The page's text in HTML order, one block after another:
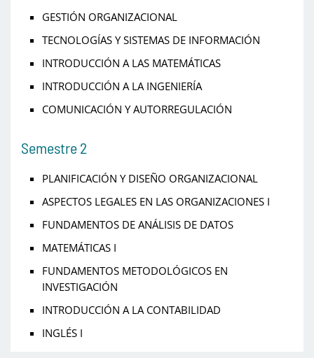
GESTIÓN ORGANIZACIONAL
TECNOLOGÍAS Y SISTEMAS DE INFORMACIÓN
INTRODUCCIÓN A LAS MATEMÁTICAS
INTRODUCCIÓN A LA INGENIERÍA
COMUNICACIÓN Y AUTORREGULACIÓN
Semestre 2
PLANIFICACIÓN Y DISEÑO ORGANIZACIONAL
ASPECTOS LEGALES EN LAS ORGANIZACIONES I
FUNDAMENTOS DE ANÁLISIS DE DATOS
MATEMÁTICAS I
FUNDAMENTOS METODOLÓGICOS EN
INVESTIGACIÓN
INTRODUCCIÓN A LA CONTABILIDAD
INGLÉS I